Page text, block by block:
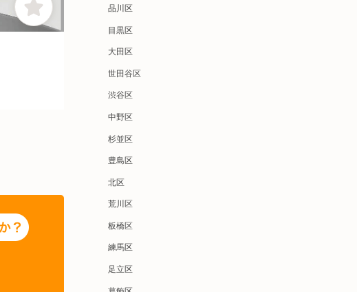
品川区
目黒区
大田区
世田谷区
渋谷区
中野区
杉並区
豊島区
北区
荒川区
板橋区
練馬区
足立区